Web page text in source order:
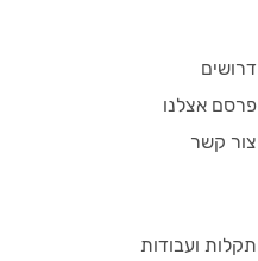
דרושים
פרסם אצלנו
צור קשר
תקלות ועבודות